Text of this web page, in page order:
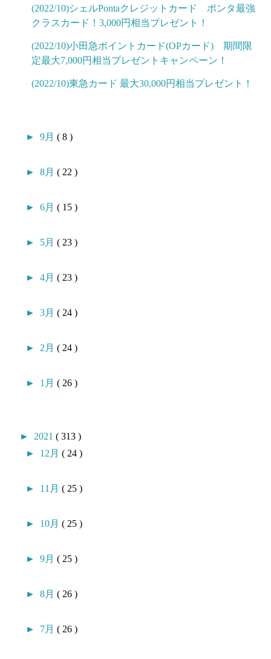
(2022/10)シェルPontaクレジットカード ポンタ最強
クラスカード！3,000円相当プレゼント！
(2022/10)小田急ポイントカード(OPカード) 期間限
定最大7,000円相当プレゼントキャンペーン！
(2022/10)東急カード 最大30,000円相当プレゼント！
►9月( 8 )
►8月( 22 )
►6月( 15 )
► 5月( 23 )
►4月( 23 )
►3月( 24 )
► 2月( 24 )
► 1月( 26 )
► 2021( 313 )
► 12月( 24 )
► 11月( 25 )
► 10月( 25 )
►9月( 25 )
►8月( 26 )
► 7月( 26 )